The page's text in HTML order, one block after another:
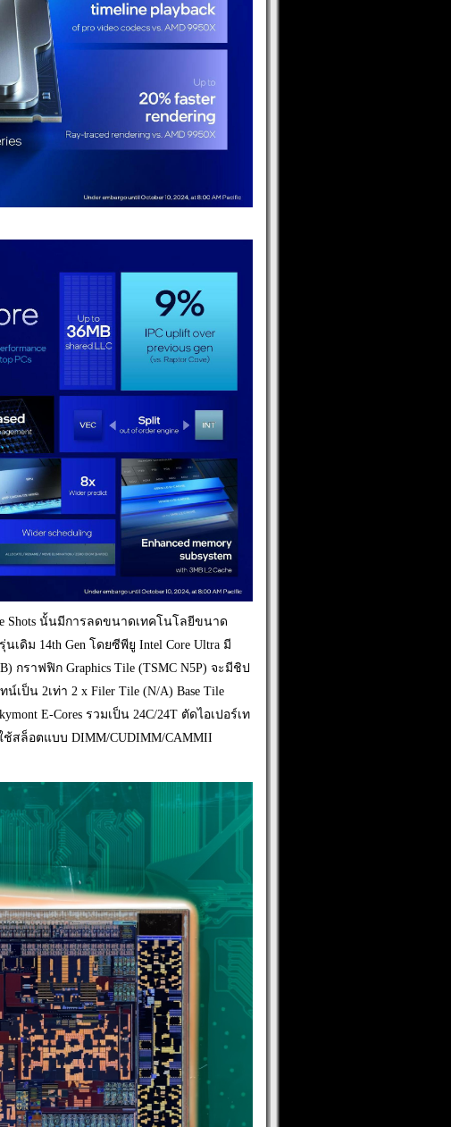
Shots นั้นมีการลดขนาดเทคโนโลยีขนาด
นเดิม 14th Gen โดยซีพียู Intel Core Ultra มี
กราฟฟิก Graphics Tile (TSMC N5P) จะมีชิป
เป็น 2เท่า 2 x Filer Tile (N/A) Base Tile
E-Cores รวมเป็น 24C/24T ตัดไอเปอร์เท
ช้สล็อตแบบ DIMM/CUDIMM/CAMMII